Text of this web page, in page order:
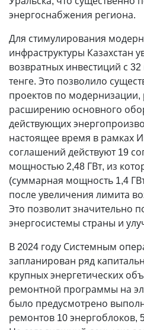
энергоснабжения региона.
Для стимулирования
инфраструктуры Казахстан
возвратных инвестиций с
тенге. Это позволило
проектов по модернизации,
расширению основного
действующих
настоящее время в рамках
соглашений действуют 19
мощностью 2,48 ГВт, из
(суммарная мощность 1,4
после увеличения лимита
Это позволит значительно
энергосистемы страны и
В 2024 году Системным
запланирован ряд
крупных энергетических
ремонтной программы на
было предусмотрено
ремонтов 10 энергоблоков,